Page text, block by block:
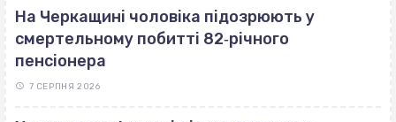
На Черкащині чоловіка підозрюють у
смертельному побитті 82‐річного
пенсіонера
7 СЕРПНЯ 2026